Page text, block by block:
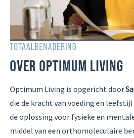
TOTAALBENADERING
OVER OPTIMUM LIVING
Optimum Living is opgericht door
die de kracht van voeding en
de oplossing voor fysieke en
middel van een orthomoleculaire